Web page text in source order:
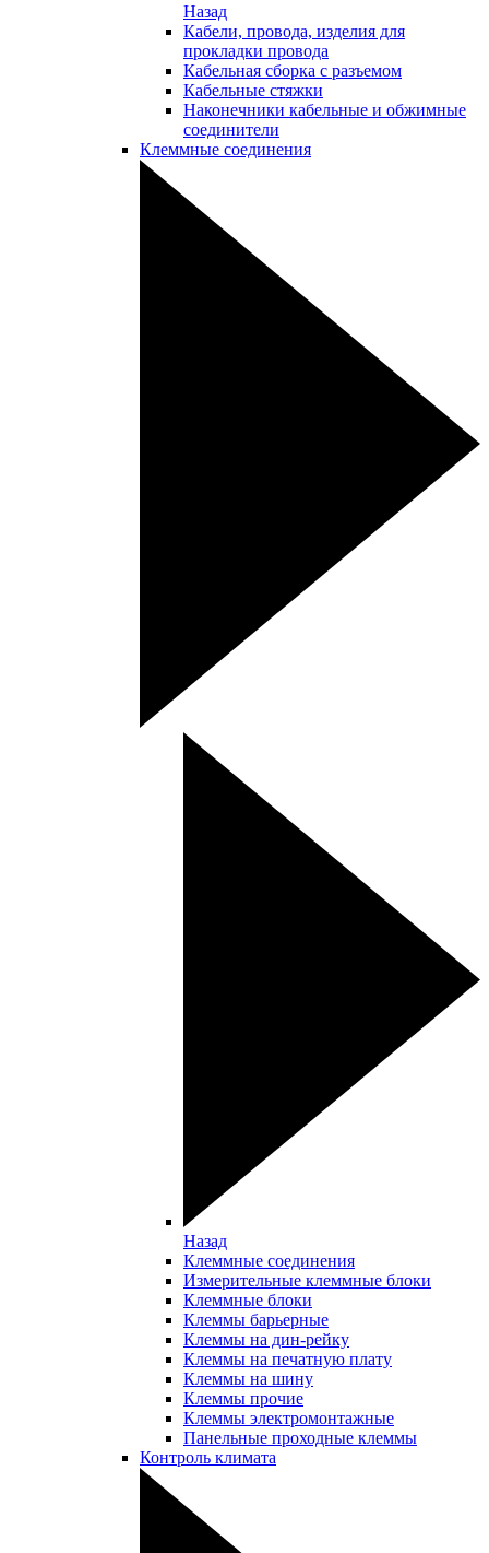
Назад
Кабели, провода, изделия для
прокладки провода
Кабельная сборка с разъемом
Кабельные стяжки
Наконечники кабельные и обжимные
соединители
Клеммные соединения
Назад
Клеммные соединения
Измерительные клеммные блоки
Клеммные блоки
Клеммы барьерные
Клеммы на дин-рейку
Клеммы на печатную плату
Клеммы на шину
Клеммы прочие
Клеммы электромонтажные
Панельные проходные клеммы
Контроль климата